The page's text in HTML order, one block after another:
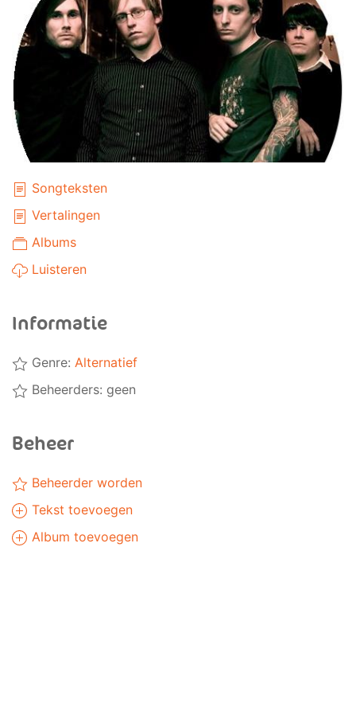
Songteksten
Vertalingen
Albums
Luisteren
Informatie
Genre: Alternatief
Beheerders: geen
Beheer
Beheerder worden
Tekst toevoegen
Album toevoegen